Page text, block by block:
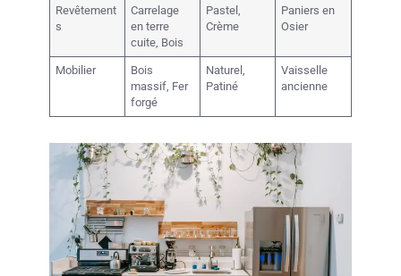
Revêtement
s
Carrelage
en terre
cuite, Bois
Pastel,
Crème
Paniers en
Osier
Mobilier
Bois
massif, Fer
forgé
Naturel,
Patiné
Vaisselle
ancienne